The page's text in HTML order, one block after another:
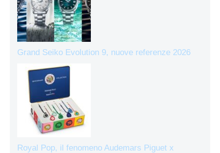
Grand Seiko Evolution 9, nuove referenze 2026
Royal Pop, il fenomeno Audemars Piguet x